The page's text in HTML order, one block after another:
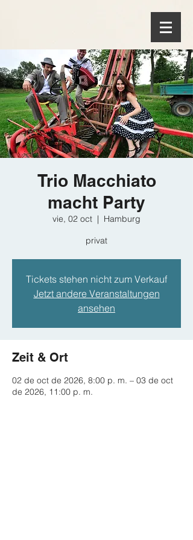
Trio Macchiato
macht Party
vie, 02 oct
  |
Hamburg
privat
Tickets stehen nicht zum Verkauf
Jetzt andere Veranstaltungen
ansehen
Zeit & Ort
02 de oct de 2026, 8:00 p. m. – 03 de oct
de 2026, 11:00 p. m.